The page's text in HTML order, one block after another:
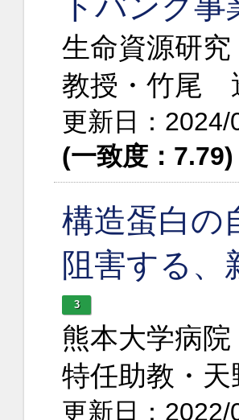
生命資源研
教授・竹尾
更新日：2024/
(一致度：7.79)
構造蛋白の
阻害する、
3
熊本大学病院
特任助教・
更新日：2022/